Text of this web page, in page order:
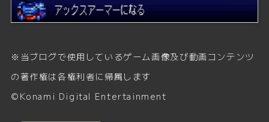
※当ブログで使用しているゲーム画像及び動画コンテンツ
の著作権は各権利者に帰属します
©Konami Digital Entertainment